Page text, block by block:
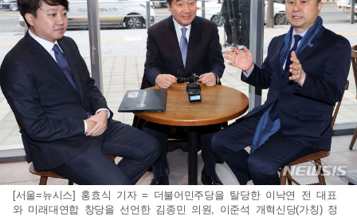
[서울=뉴시스] 홍효식 기자 = 더불어민주당을 탈당한 이낙연 전 대표
와 미래대연합 창당을 선언한 김종민 의원, 이준석 개혁신당(가칭) 정